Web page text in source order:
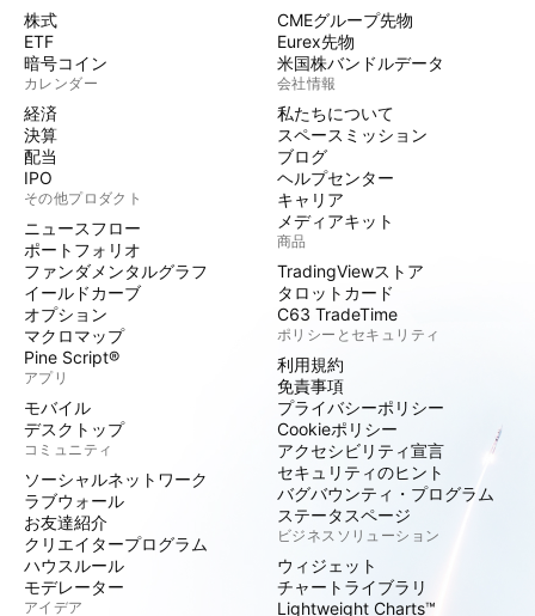
株式
ETF
暗号コイン
カレンダー
経済
決算
配当
IPO
その他プロダクト
ニュースフロー
ポートフォリオ
ファンダメンタルグラフ
イールドカーブ
オプション
マクロマップ
Pine Script®
アプリ
モバイル
デスクトップ
コミュニティ
ソーシャルネットワーク
ラブウォール
お友達紹介
クリエイタープログラム
ハウスルール
モデレーター
アイデア
CMEグループ先物
Eurex先物
米国株バンドルデータ
会社情報
私たちについて
スペースミッション
ブログ
ヘルプセンター
キャリア
メディアキット
商品
TradingViewストア
タロットカード
C63 TradeTime
ポリシーとセキュリティ
利用規約
免責事項
プライバシーポリシー
Cookieポリシー
アクセシビリティ宣言
セキュリティのヒント
バグバウンティ・プログラム
ステータスページ
ビジネスソリューション
ウィジェット
チャートライブラリ
Lightweight Charts™